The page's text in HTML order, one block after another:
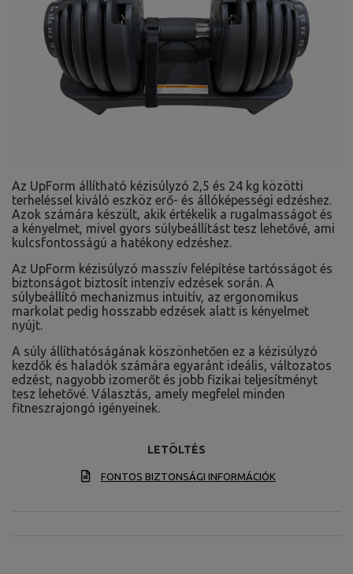
Az UpForm állítható kézisúlyzó 2,5 és 24 kg közötti
terheléssel kiváló eszköz erő- és állóképességi edzéshez.
Azok számára készült, akik értékelik a rugalmasságot és
a kényelmet, mivel gyors súlybeállítást tesz lehetővé, ami
kulcsfontosságú a hatékony edzéshez.
Az UpForm kézisúlyzó masszív felépítése tartósságot és
biztonságot biztosít intenzív edzések során. A
súlybeállító mechanizmus intuitív, az ergonomikus
markolat pedig hosszabb edzések alatt is kényelmet
nyújt.
A súly állíthatóságának köszönhetően ez a kézisúlyzó
kezdők és haladók számára egyaránt ideális, változatos
edzést, nagyobb izomerőt és jobb fizikai teljesítményt
tesz lehetővé. Választás, amely megfelel minden
fitneszrajongó igényeinek.
LETÖLTÉS
FONTOS BIZTONSÁGI INFORMÁCIÓK